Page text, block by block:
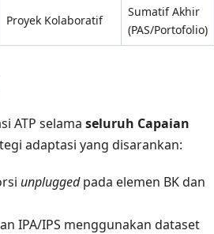
Proyek Kolaboratif
Sumatif Akhir
(PAS/Portofolio)
ATP selama seluruh Capaian
adaptasi yang disarankan:
unpluggedpada elemen BK dan
IPA/IPS menggunakan dataset